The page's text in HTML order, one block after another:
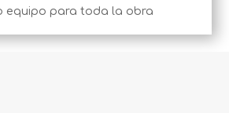
equipo para toda la obra